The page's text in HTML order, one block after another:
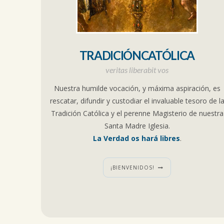
TRADICIÓNCATÓLICA
veritas liberabit vos
Nuestra humilde vocación, y máxima aspiración, es
rescatar, difundir y custodiar el invaluable tesoro de la
Tradición Católica y el perenne Magisterio de nuestra
Santa Madre Iglesia.
La Verdad os hará libres.
¡BIENVENIDOS!